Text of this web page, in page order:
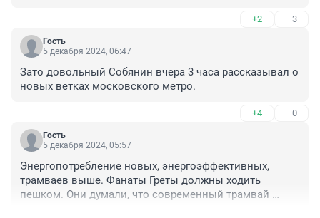
+2 –3
Гость
5 декабря 2024, 06:47
Зато довольный Собянин вчера 3 часа рассказывал о
новых ветках московского метро.
+4 –0
Гость
5 декабря 2024, 05:57
Энергопотребление новых, энергоэффективных,
трамваев выше. Фанаты Греты должны ходить
пешком. Они думали, что современный трамвай